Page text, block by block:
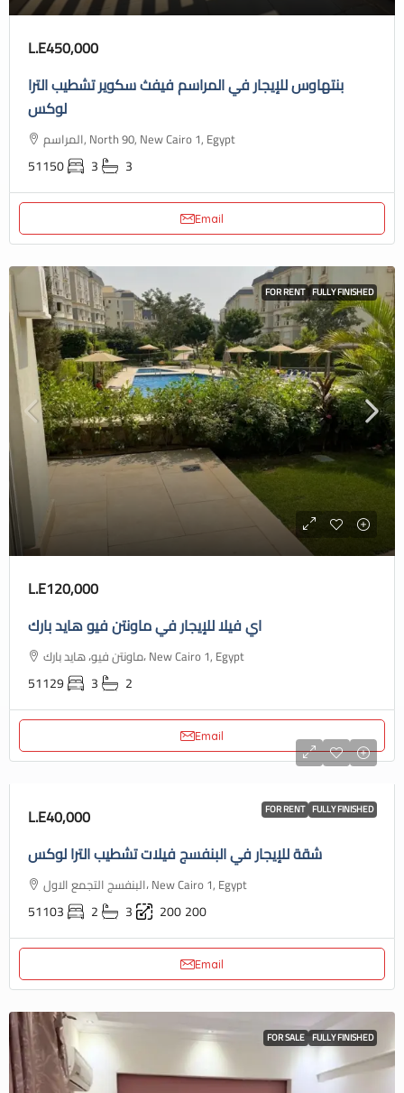
L.E450,000
بنتهاوس للإيجار في المراسم فيفث سكوير تشطيب الترا
لوكس
المراسم, North 90, New Cairo 1, Egypt
51150 3 3
Email
FOR RENT FULLY FINISHED
L.E120,000
اي فيلا للإيجار في ماونتن فيو هايد بارك
ماونتن فيو، هايد بارك، New Cairo 1, Egypt
51129 3 2
Email
FOR RENT FULLY FINISHED
L.E40,000
شقة للإيجار في البنفسج فيلات تشطيب الترا لوكس
البنفسج التجمع الاول، New Cairo 1, Egypt
51103 2 3 200200
Email
FOR SALE FULLY FINISHED